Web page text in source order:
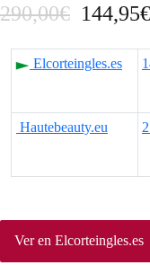
290,00€ E
l
r
c
i
o
144,95€
Elcorteingles.es
Hautebeauty.eu
Ver en Elcorteingles.es